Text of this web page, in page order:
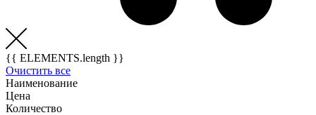
{{ ELEMENTS.length }}
Очистить все
Наименование
Цена
Количество